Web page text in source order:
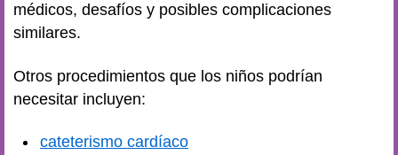
médicos, desafíos y posibles complicaciones
similares.
Otros procedimientos que los niños podrían
necesitar incluyen:
cateterismo cardíaco